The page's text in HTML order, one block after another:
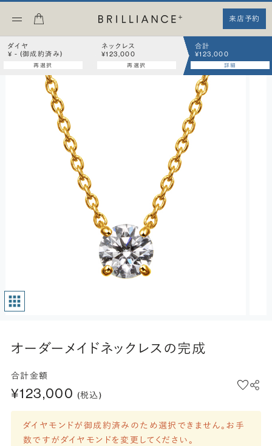
来店予約
ダイヤ
¥ - (御成約済み)
再選択
ネックレス
¥123,000
再選択
合計
¥123,000
詳細
オーダーメイドネックレスの完成
合計金額
¥123,000 (税込)
ダイヤモンドが御成約済みのため選択できません。お手
数ですがダイヤモンドを変更してください。